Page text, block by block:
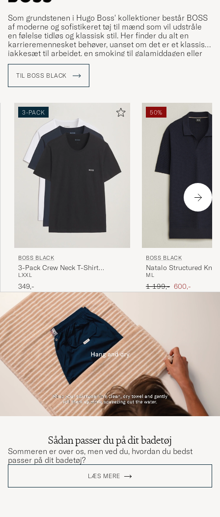
Som grundstenen i Hugo Boss' kollektioner består BOSS
af moderne og sofistikeret tøj til mænd som vil udstråle
en følelse tidløs og klassisk stil. Her finder du alt en
karrieremennesket behøver, uanset om det er et klassisk
jakkesæt til arbejdet, en smoking til galamiddagen eller
mere afslappet tøj til fritiden.
TIL BOSS BLACK
3-PACK
BOSS BLACK
3-Pack Crew Neck T-Shirt
White/Navy/Black
LXXL
349,-
50%
BOSS BLACK
Natalo Structured
Dark Blue
M L
Ordinary pris
1 199,- Nedsat pris
600,-
Sådan passer du på dit badetøj
Sommeren er over os, men ved du, hvordan du bedst
passer på dit badetøj?
LÆS MERE